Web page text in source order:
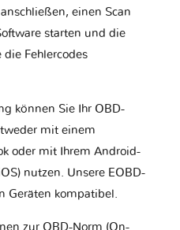
einen Scan
starten und die
Fehlercodes
können Sie Ihr OBD-
mit einem
oder mit Ihrem Android-
nutzen. Unsere EOBD-
Geräten kompatibel.
zur OBD-Norm (On-